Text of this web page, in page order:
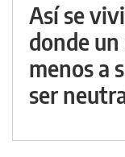
Así se
donde
menos a
ser